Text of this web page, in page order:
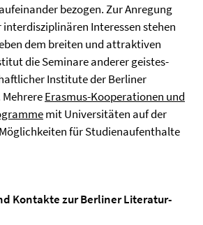
bezogen. Zur Anregung
Interessen stehen
dem breiten und attraktiven
die Seminare anderer geistes-
Institute der Berliner
Erasmus-Kooperationen und
mit Universitäten auf der
für Studienaufenthalte
Kontakte zur Berliner Literatur-